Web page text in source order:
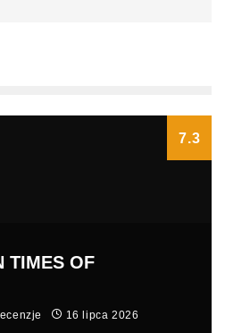
7.3
TIMES OF
16 lipca 2026